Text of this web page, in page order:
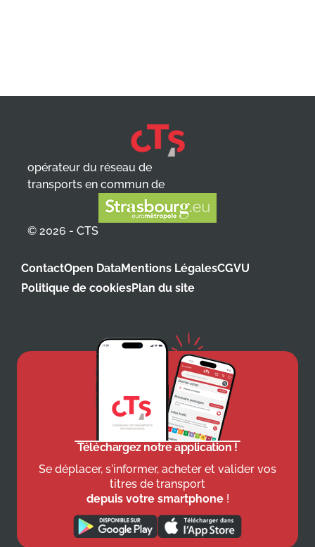
opérateur du réseau de
transports en commun de
© 2026 - CTS
ContactOpen DataMentions LégalesCGVU
Politique de cookiesPlan du site
Téléchargez notre application !
Se déplacer, s'informer, acheter et valider vos
titres de transport
depuis votre smartphone !